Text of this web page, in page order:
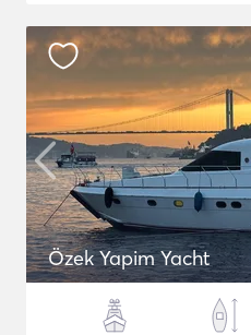
Özek Yapim Yacht